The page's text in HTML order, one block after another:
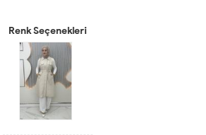
Renk Seçenekleri